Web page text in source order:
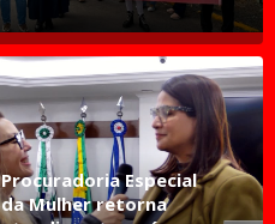
Procuradoria Especial
da Mulher retorna